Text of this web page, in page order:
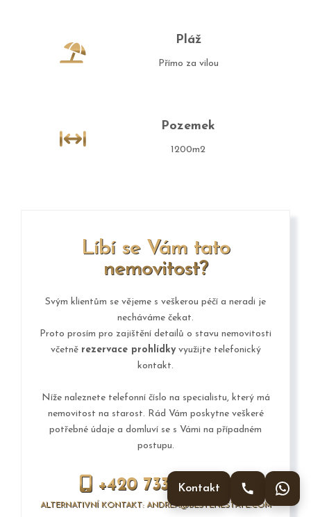
Pláž
Přímo za vilou
Pozemek
1200m2
Líbí se Vám tato
nemovitost?
Svým klientům se vějeme s veškerou péčí a neradi je
necháváme čekat.
Proto prosím pro zajištění detailů o stavu nemovitosti
včetně rezervace prohlídkyvyužijte telefonický
kontakt.
Níže naleznete telefonní číslo na specialistu, který má
nemovitost na starost. Rád Vám poskytne veškeré
potřebné údaje a domluví se s Vámi na případném
postupu.
+420 733 313 367
ALTERNATIVNÍ KONTAKT: ANDREA@BESTENESTATE.COM
Kontakt